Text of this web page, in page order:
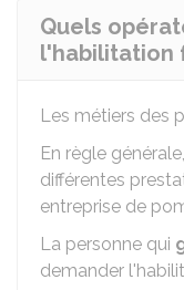
Quels
l'habilitation
Les métiers des
En règle
différentes
entreprise de
La personne qui
demander